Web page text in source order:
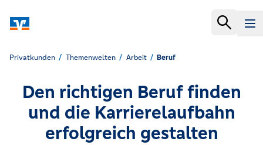
Privatkunden Themenwelten Arbeit Beruf
Den richtigen Beruf finden
und die Karrierelaufbahn
erfolgreich gestalten